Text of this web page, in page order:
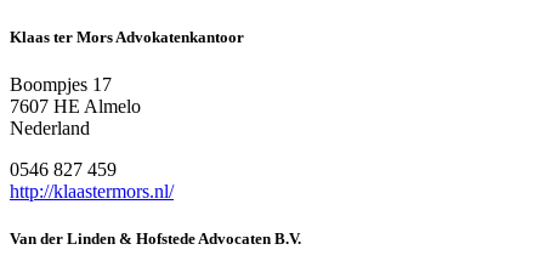
Klaas ter Mors Advokatenkantoor
Boompjes 17
7607 HE Almelo
Nederland
0546 827 459
http://klaastermors.nl/
Van der Linden & Hofstede Advocaten B.V.